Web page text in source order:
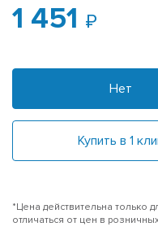
1 451
Нет
Купить в 1
*Цена действительна только
отличаться от цен в